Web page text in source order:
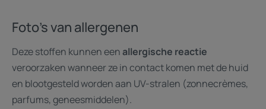
Foto's van allergenen
Deze stoffen kunnen eenallergische reactie
veroorzaken wanneer ze in contact komen met de huid
en blootgesteld worden aan UV-stralen (zonnecrèmes,
parfums, geneesmiddelen).